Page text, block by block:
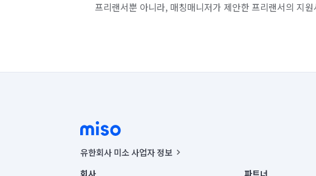
프리랜서뿐 아니라, 매칭매니저가 제안한 프리랜서의 지
유한회사 미소 사업자 정보
사업자등록번호 : 291-87-00271 | 인허가번호 : 2016-3220163-14-5-
회사
파트너